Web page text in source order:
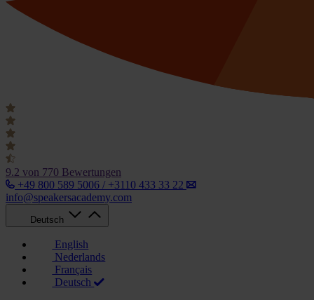
9.2 von 770 Bewertungen
+49 800 589 5006 / +3110 433 33 22
info@speakersacademy.com
Deutsch
English
Nederlands
Français
Deutsch